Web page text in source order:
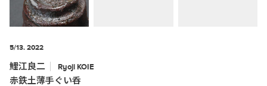
5/13. 2022
鯉江良二 Ryoji KOIE
赤鉄土薄手ぐい呑